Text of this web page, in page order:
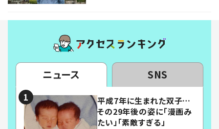
ニュース SNS
平成7年に生まれた双子…
その29年後の姿に「漫画み
たい」「素敵すぎる」